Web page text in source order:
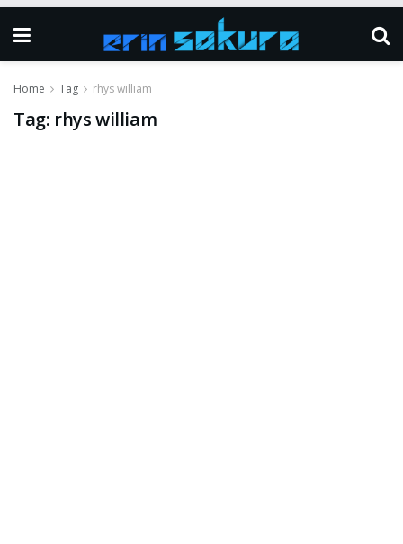
Home Tag rhys william
Tag: rhys william